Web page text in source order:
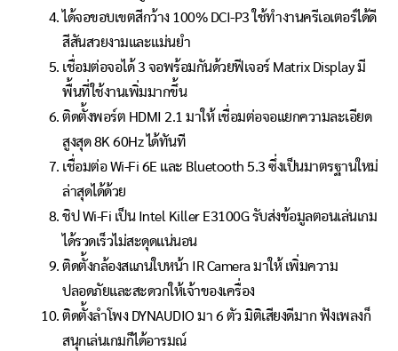
ได้จอขอบเขตสีกว้าง 100% DCI-P3 ใช้ทำงานครีเอเตอร์ได้ดี
สีสันสวยงามและแม่นยำ
เชื่อมต่อจอได้ 3 จอพร้อมกันด้วยฟีเจอร์ Matrix Display มี
พื้นที่ใช้งานเพิ่มมากขึ้น
ติดตั้งพอร์ต HDMI 2.1 มาให้ เชื่อมต่อจอแยกความละเอียด
สูงสุด 8K 60Hz ได้ทันที
เชื่อมต่อ Wi-Fi 6E และ Bluetooth 5.3 ซึ่งเป็นมาตรฐานใหม่
ล่าสุดได้ด้วย
ชิป Wi-Fi เป็น Intel Killer E3100G รับส่งข้อมูลตอนเล่นเกม
ได้รวดเร็วไม่สะดุดแน่นอน
ติดตั้งกล้องสแกนใบหน้า IR Camera มาให้ เพิ่มความ
ปลอดภัยและสะดวกให้เจ้าของเครื่อง
ติดตั้งลำโพง DYNAUDIO มา 6 ตัว มิติเสียงดีมาก ฟังเพลงก็
สนุกเล่นเกมก็ได้อารมณ์